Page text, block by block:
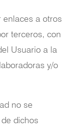
enlaces a otros
terceros, con
Usuario a la
y/o
no se
dichos